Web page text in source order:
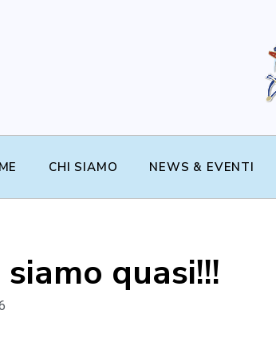
CHI SIAMO NEWS & EVENTI
quasi!!!